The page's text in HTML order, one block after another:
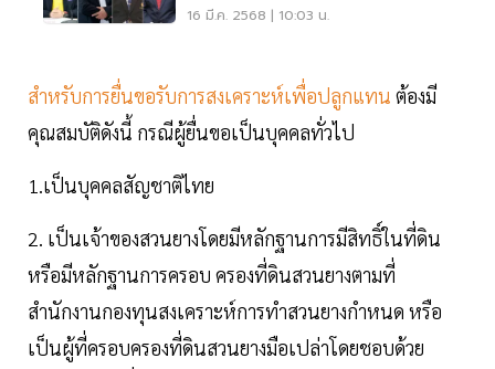
มี.ค.
16 มี.ค. 2568 | 10:03 น.
สำหรับการยื่นขอรับการสงเคราะห์เพื่อปลูกแทน ต้องมี
คุณสมบัติดังนี้ กรณีผู้ยื่นขอเป็นบุคคลทั่วไป
1.เป็นบุคคลสัญชาติไทย
2. เป็นเจ้าของสวนยางโดยมีหลักฐานการมีสิทธิ์ในที่ดิน
หรือมีหลักฐานการครอบ ครองที่ดินสวนยางตามที่
สำนักงานกองทุนสงเคราะห์การทำสวนยางกำหนด หรือ
เป็นผู้ที่ครอบครองที่ดินสวนยางมือเปล่าโดยชอบด้วย